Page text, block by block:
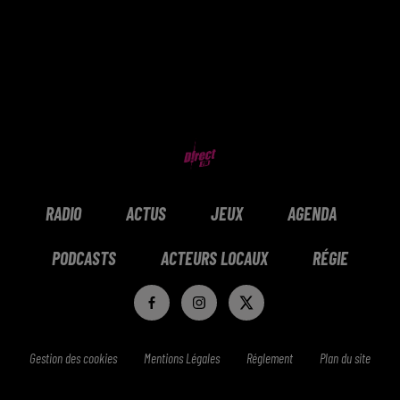
RADIO ACTUS JEUX AGENDA
PODCASTS ACTEURS LOCAUX RÉGIE
Gestion des cookies Mentions Légales Réglement Plan du site